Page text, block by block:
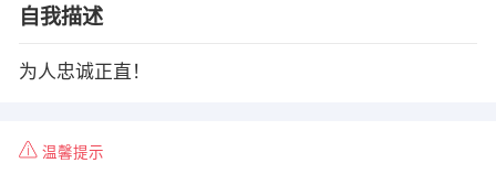
自我描述
为人忠诚正直！
温馨提示